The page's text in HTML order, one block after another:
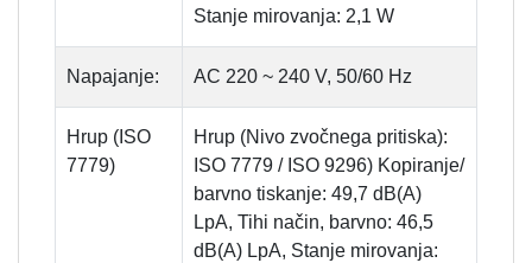
Stanje mirovanja: 2,1 W
Napajanje: AC 220 ~ 240 V, 50/60 Hz
Hrup (ISO
7779)
Hrup (Nivo zvočnega pritiska):
ISO 7779 / ISO 9296) Kopiranje/
barvno tiskanje: 49,7 dB(A)
LpA, Tihi način, barvno: 46,5
dB(A) LpA, Stanje mirovanja: